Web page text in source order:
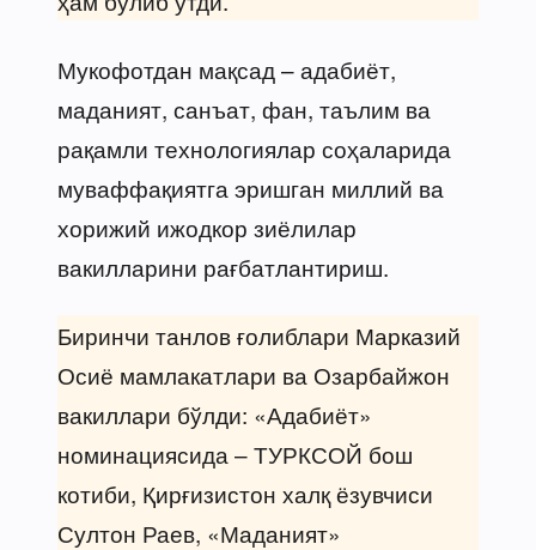
Мукофотдан мақсад – адабиёт,
маданият, санъат, фан, таълим ва
рақамли технологиялар соҳаларида
муваффақиятга эришган миллий ва
хорижий ижодкор зиёлилар
вакилларини рағбатлантириш.
Биринчи танлов ғолиблари Марказий
Осиё мамлакатлари ва Озарбайжон
вакиллари бўлди: «Адабиёт»
номинациясида – ТУРКСОЙ бош
котиби, Қирғизистон халқ ёзувчиси
Султон Раев, «Маданият»